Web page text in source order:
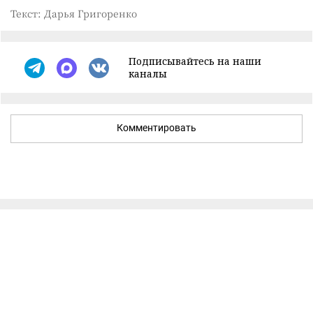
Текст: Дарья Григоренко
Подписывайтесь на наши
каналы
Комментировать